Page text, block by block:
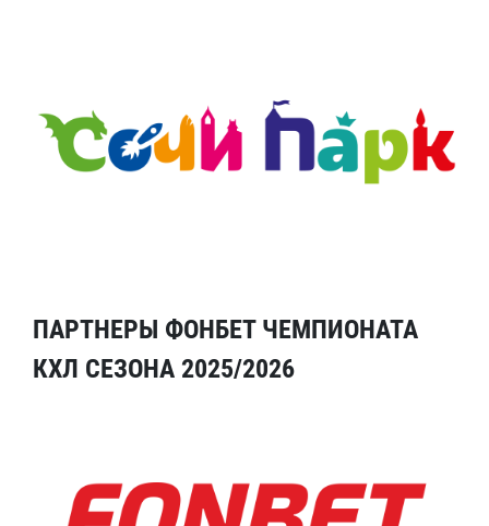
ПАРТНЕРЫ ФОНБЕТ ЧЕМПИОНАТА
КХЛ СЕЗОНА 2025/2026